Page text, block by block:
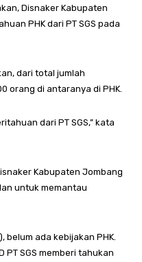
Disnaker Kabupaten
PHK dari PT SGS pada
dari total jumlah
orang di antaranya di PHK.
dari PT SGS,” kata
Kabupaten Jombang
untuk memantau
ada kebijakan PHK.
PT SGS memberi tahukan